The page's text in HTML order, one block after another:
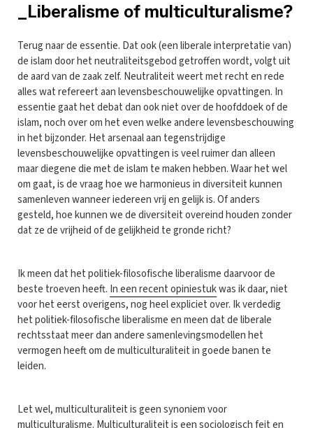
_Liberalisme of multiculturalisme?
Terug naar de essentie. Dat ook (een liberale interpretatie van)
de islam door het neutraliteitsgebod getroffen wordt, volgt uit
de aard van de zaak zelf. Neutraliteit weert met recht en rede
alles wat refereert aan levensbeschouwelijke opvattingen. In
essentie gaat het debat dan ook niet over de hoofddoek of de
islam, noch over om het even welke andere levensbeschouwing
in het bijzonder. Het arsenaal aan tegenstrijdige
levensbeschouwelijke opvattingen is veel ruimer dan alleen
maar diegene die met de islam te maken hebben. Waar het wel
om gaat, is de vraag hoe we harmonieus in diversiteit kunnen
samenleven wanneer iedereen vrij en gelijk is. Of anders
gesteld, hoe kunnen we de diversiteit overeind houden zonder
dat ze de vrijheid of de gelijkheid te gronde richt?
Ik meen dat het politiek-filosofische liberalisme daarvoor de
beste troeven heeft. In een recent opiniestukwas ik daar, niet
voor het eerst overigens, nog heel expliciet over. Ik verdedig
het politiek-filosofische liberalisme en meen dat de liberale
rechtsstaat meer dan andere samenlevingsmodellen het
vermogen heeft om de multiculturaliteit in goede banen te
leiden.
Let wel, multiculturaliteit is geen synoniem voor
multiculturalisme. Multiculturaliteit is een sociologisch feit en